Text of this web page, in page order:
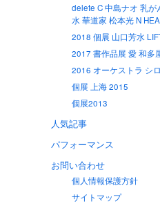
delete C 中島ナオ 乳が
水 華道家 松本光 N
2018 個展 山口芳水
2017 書作品展 愛 和多
2016 オーケストラ シ
個展 上海 2015
個展2013
人気記事
パフォーマンス
お問い合わせ
個人情報保護方針
サイトマップ